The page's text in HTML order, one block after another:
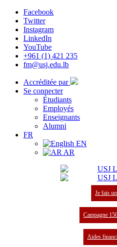
Facebook
Twitter
Instagram
LinkedIn
YouTube
+961 (1) 421 235
fm@usj.edu.lb
Accréditée par
Se connecter
Étudiants
Employés
Enseignants
Alumni
FR
EN
AR
Je fais
Campagne
Aides